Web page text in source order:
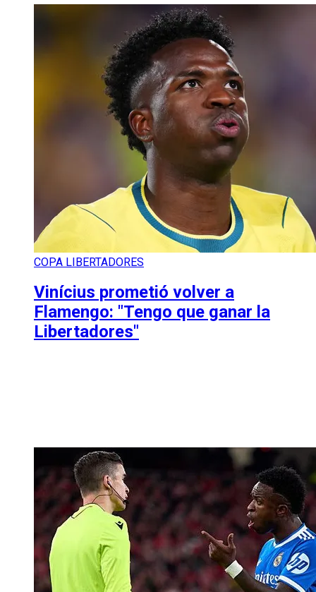
COPA LIBERTADORES
Vinícius prometió volver a
Flamengo: "Tengo que ganar la
Libertadores"